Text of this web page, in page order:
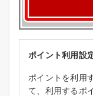
ポイント利用設
ポイントを利用
て、利用するポ